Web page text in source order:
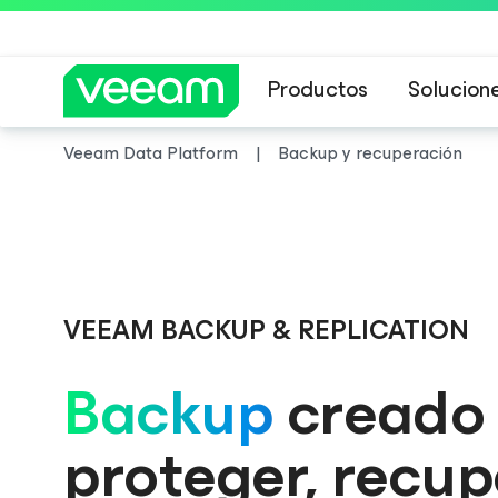
Productos
Veeam DataAI
Veeam Data Platform Backup y recuperación
VEEAM BACKUP & REPLICATION
Backup
proteger,